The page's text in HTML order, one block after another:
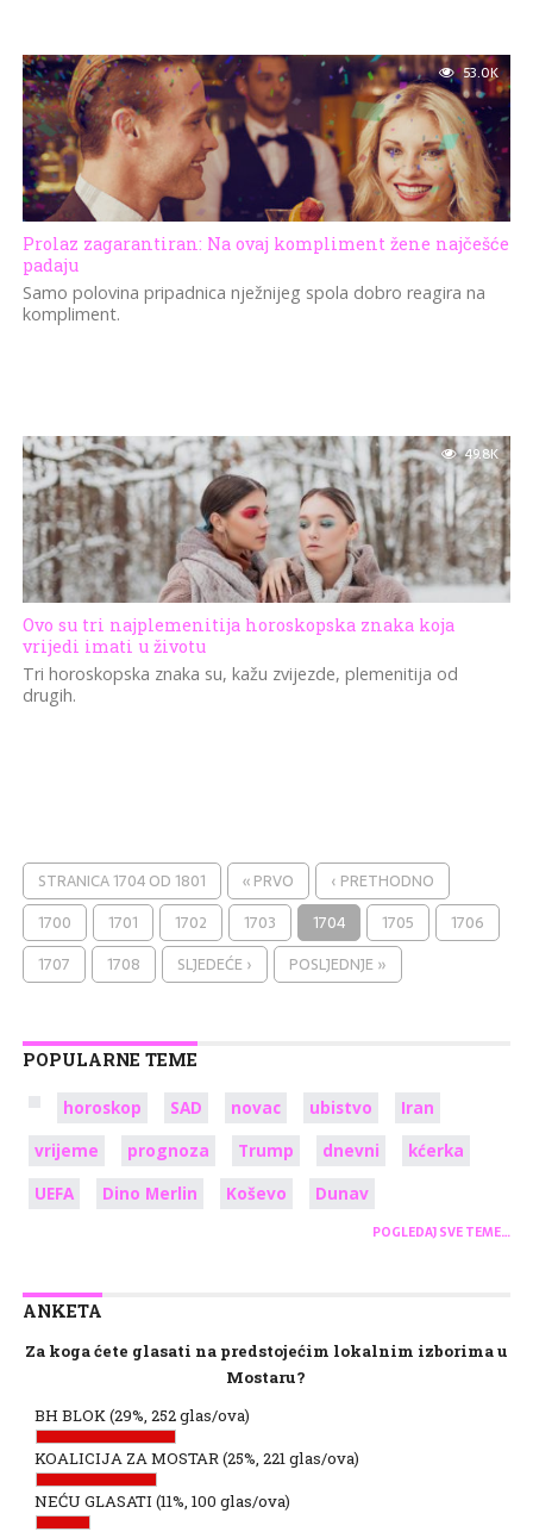
53.0K
Prolaz zagarantiran: Na ovaj kompliment žene najčešće
padaju
Samo polovina pripadnica nježnijeg spola dobro reagira na
kompliment.
49.8K
Ovo su tri najplemenitija horoskopska znaka koja
vrijedi imati u životu
Tri horoskopska znaka su, kažu zvijezde, plemenitija od
drugih.
STRANICA 1704 OD 1801 « PRVO
‹ PRETHODNO
1700
1701 1702 1703 1704 1705
1706
1707
1708 SLJEDEĆE › POSLJEDNJE »
POPULARNE TEME
horoskop SAD novac ubistvo
Iran
vrijeme
prognoza Trump dnevni
kćerka
UEFA
Dino Merlin Koševo Dunav
POGLEDAJ SVE TEME…
ANKETA
Za koga ćete glasati na predstojećim lokalnim izborima u
Mostaru?
BH BLOK(29%, 252 glas/ova)
KOALICIJA ZA MOSTAR(25%, 221 glas/ova)
NEĆU GLASATI (11%, 100 glas/ova)